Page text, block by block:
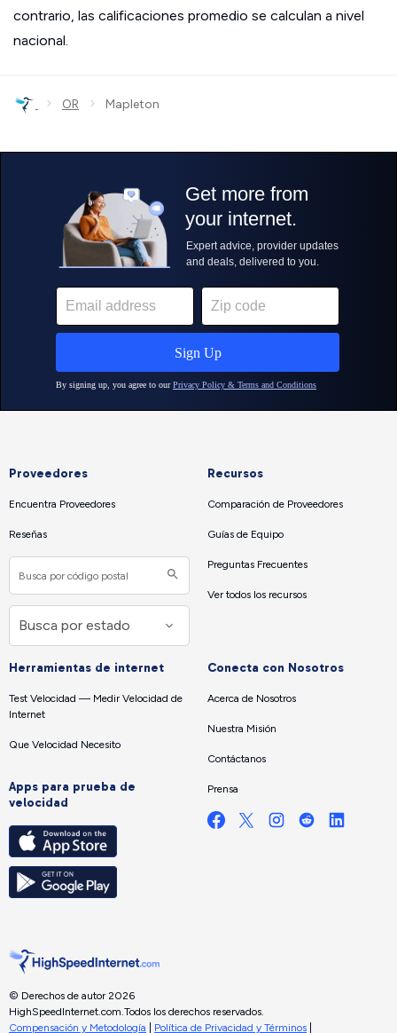
contrario, las calificaciones promedio se calculan a nivel
nacional.
› OR › Mapleton
Proveedores
Encuentra Proveedores
Reseñas
Recursos
Comparación de Proveedores
Guías de Equipo
Preguntas Frecuentes
Ver todos los recursos
Herramientas de internet
Test Velocidad — Medir Velocidad de
Internet
Que Velocidad Necesito
Apps para prueba de
velocidad
Conecta con Nosotros
Acerca de Nosotros
Nuestra Misión
Contáctanos
Prensa
© Derechos de autor 2026
HighSpeedInternet.com. Todos los derechos reservados.
Compensación y Metodología
Política de Privacidad y Términos